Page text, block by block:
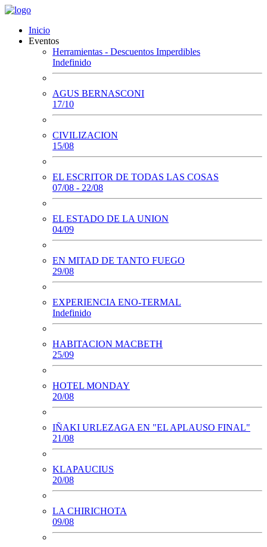
Inicio
Eventos
Herramientas - Descuentos Imperdibles
Indefinido
AGUS BERNASCONI
17/10
CIVILIZACION
15/08
EL ESCRITOR DE TODAS LAS COSAS
07/08 - 22/08
EL ESTADO DE LA UNION
04/09
EN MITAD DE TANTO FUEGO
29/08
EXPERIENCIA ENO-TERMAL
Indefinido
HABITACION MACBETH
25/09
HOTEL MONDAY
20/08
IÑAKI URLEZAGA EN "EL APLAUSO FINAL"
21/08
KLAPAUCIUS
20/08
LA CHIRICHOTA
09/08